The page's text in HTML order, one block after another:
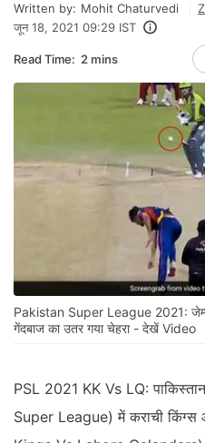
Written by: Mohit Chaturvedi
जून 18, 2021 09:29 IST
Read Time: 2 mins
Pakistan Super League 2021:
गेंदबाज का उतर गया चेहरा - देखें Video
PSL 2021 KK Vs LQ:
Super League) में कराची किंग्स